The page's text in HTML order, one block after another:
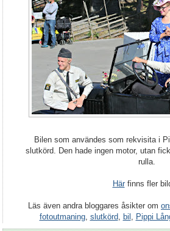
Bilen som användes som rekvisita i
slutkörd. Den hade ingen motor, utan
rulla.
Härfinns fler
Läs även andra bloggares åsikter om
fotoutmaning, slutkörd bil Pippi